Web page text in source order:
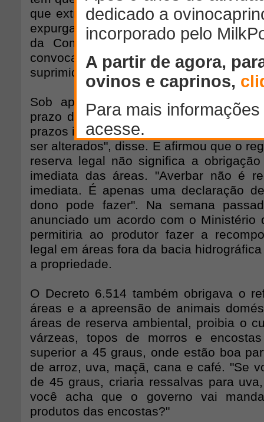
que extrapolou e legislou é nulo de
expurgado do decreto", afirmou o
da Comissão de Agricultura durante
convocada para debater o tema. "As
suprimidas", garantiu.
Sob aplausos dos ruralistas, Minc
prazo de adequação de 120 dias para
prazos inexeqüíveis? Então, esses
ser alterados", disse. E afirmou que o
reserva legal não significa a
imediata das áreas. "Averbar não é
imediata. É apenas uma declaração
dono pode fazer". Na semana
anunciado um acordo com o Ministério
permitiria ao produtor fazer a
legal em áreas fora da bacia
a propriedade.
O Decreto 6.514 também obrigava o
áreas e a apreensão de animais
áreas de reserva ambiental, proibia o
várzeas, topos de morros e
superior a 45 graus, onde estão boa
de arroz, uva, maçã, cana e café. "Se
de 45 graus, criaria ressalvas para
você acha que o governo vai
produtos das encostas?"